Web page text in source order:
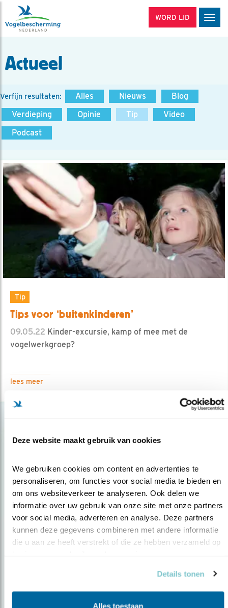
Deze website maakt gebruik van cookies
We gebruiken cookies om content en advertenties te
personaliseren, om functies voor social media te bieden en
om ons websiteverkeer te analyseren. Ook delen we
informatie over uw gebruik van onze site met onze partners
voor social media, adverteren en analyse. Deze partners
kunnen deze gegevens combineren met andere informatie
die u aan ze heeft verstrekt of die ze hebben verzameld op
Details tonen
Alles toestaan
WORD LID
Actueel
Verfijn resultaten: Alles Nieuws
Blog
Verdieping
Opinie Tip
Video
Podcast
Tip
Tips voor ‘buitenkinderen’
09.05.22 Kinder-excursie, kamp of mee met de
vogelwerkgroep?
lees meer
Op de hoogte blijven?
Meld je aan en ontvang nieuws, inspiratie, acties en tips
over vogels en activiteiten van Vogelbescherming.